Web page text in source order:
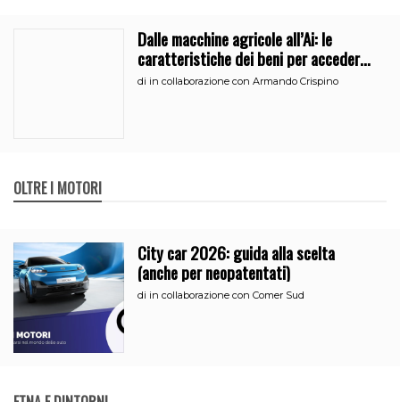
Dalle macchine agricole all’Ai: le
caratteristiche dei beni per accedere
all’iperammortamento
di in collaborazione con Armando Crispino
OLTRE I MOTORI
City car 2026: guida alla scelta
(anche per neopatentati)
di in collaborazione con Comer Sud